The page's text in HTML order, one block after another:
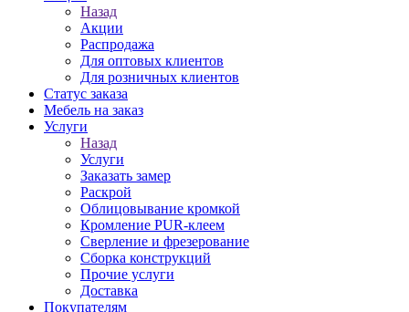
Назад
Акции
Распродажа
Для оптовых клиентов
Для розничных клиентов
Статус заказа
Мебель на заказ
Услуги
Назад
Услуги
Заказать замер
Раскрой
Облицовывание кромкой
Кромление PUR-клеем
Сверление и фрезерование
Сборка конструкций
Прочие услуги
Доставка
Покупателям